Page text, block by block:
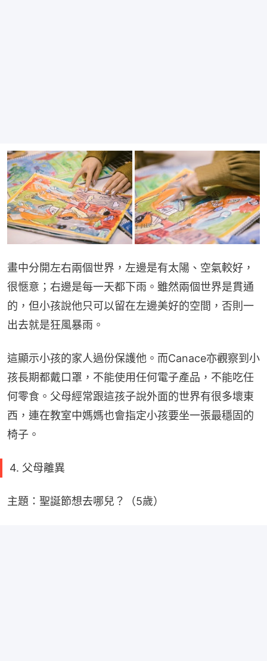
畫中分開左右兩個世界，左邊是有太陽、空氣較好，
很愜意；右邊是每一天都下雨。雖然兩個世界是貫通
的，但小孩說他只可以留在左邊美好的空間，否則一
出去就是狂風暴雨。
這顯示小孩的家人過份保護他。而Canace亦觀察到小
孩長期都戴口罩，不能使用任何電子產品，不能吃任
何零食。父母經常跟這孩子說外面的世界有很多壞東
西，連在教室中媽媽也會指定小孩要坐一張最穩固的
椅子。
4. 父母離異
主題：聖誕節想去哪兒？（5歲）